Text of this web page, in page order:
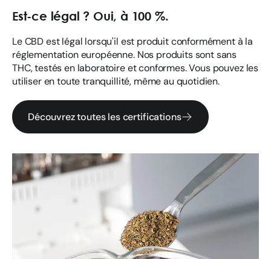
Est-ce légal ? Oui, à 100 %.
Le CBD est légal lorsqu'il est produit conformément à la
réglementation européenne. Nos produits sont sans
THC, testés en laboratoire et conformes. Vous pouvez les
utiliser en toute tranquillité, même au quotidien.
Découvrez toutes les certifications